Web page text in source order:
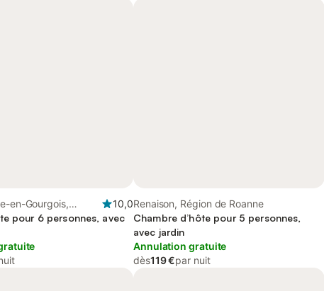
en-Gourgois,
10,0
pour 6 personnes, avec
Renaison, Région de Roanne
Chambre d’hôte pour 5 personnes,
avec jardin
Annulation gratuite
dès119 €par nuit